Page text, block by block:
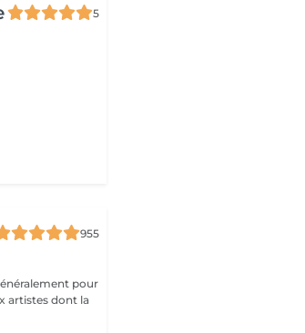
5
955
pour
artistes dont la